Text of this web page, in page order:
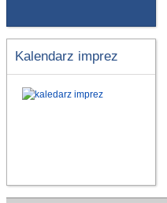
Kalendarz imprez